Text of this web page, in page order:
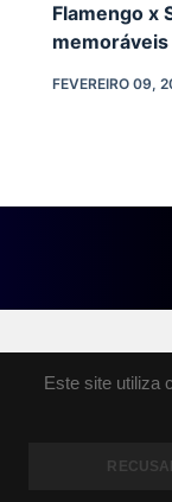
Este site utiliza
Flamengo x
FEVEREIRO 09,